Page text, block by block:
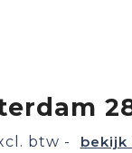
& Baby's
btw - bekijk